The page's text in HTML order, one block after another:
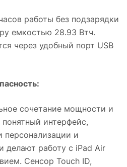
работы без подзарядки
емкостью 28.93 Втч.
через удобный порт USB
сочетание мощности и
интерфейс,
и
делают работу с iPad Air
Сенсор Touch ID,